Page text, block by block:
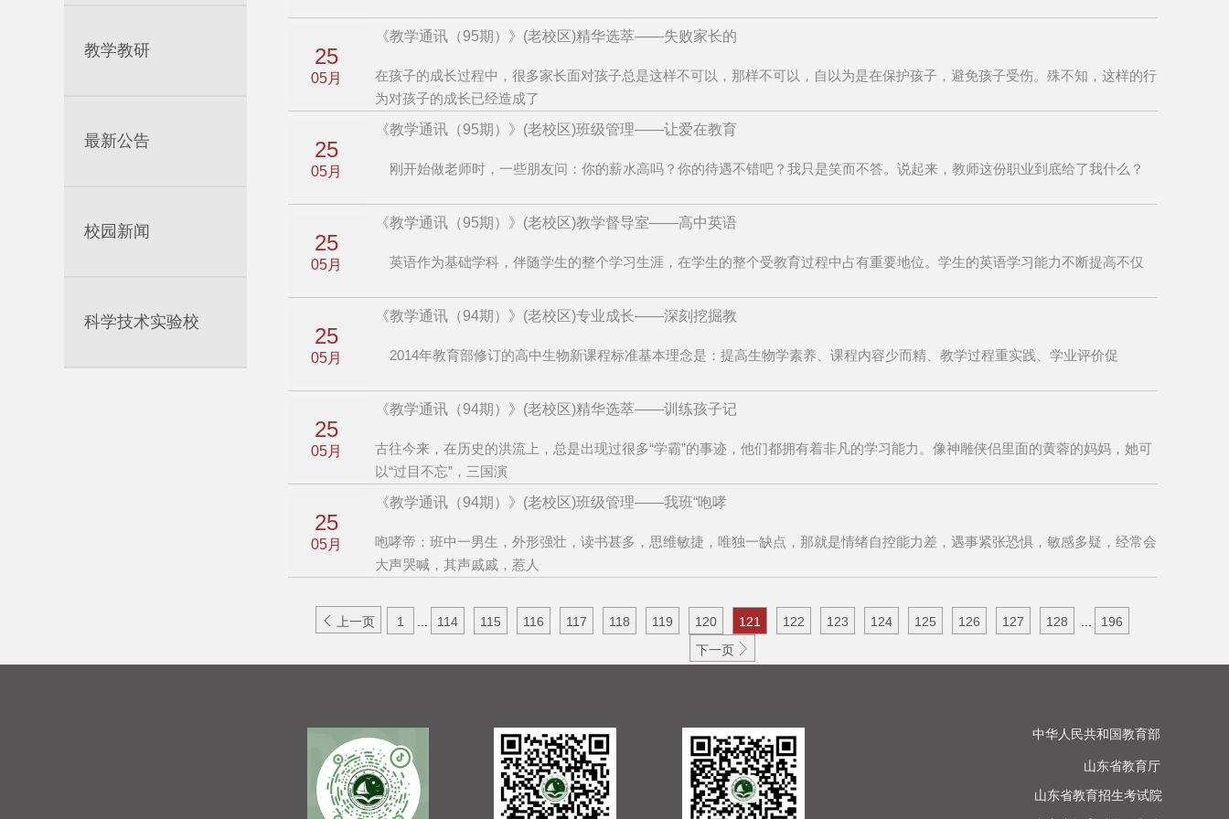
中华人民共和国教育部
山东省教育厅
山东省教育招生考试院
教学教研
最新公告
校园新闻
科学技术实验校
25
05月
《教学通讯（95期）》(老校区)精华选萃——失败家长的
在孩子的成长过程中，很多家长面对孩子总是这样不可以，那样不可以，自以为是在保护孩子，避免孩子受伤。殊不知，这样的行
为对孩子的成长已经造成了
25
05月
《教学通讯（95期）》(老校区)班级管理——让爱在教育
刚开始做老师时，一些朋友问：你的薪水高吗？你的待遇不错吧？我只是笑而不答。说起来，教师这份职业到底给了我什么？
25
05月
《教学通讯（95期）》(老校区)教学督导室——高中英语
英语作为基础学科，伴随学生的整个学习生涯，在学生的整个受教育过程中占有重要地位。学生的英语学习能力不断提高不仅
25
05月
《教学通讯（94期）》(老校区)专业成长——深刻挖掘教
2014年教育部修订的高中生物新课程标准基本理念是：提高生物学素养、课程内容少而精、教学过程重实践、学业评价促
25
05月
《教学通讯（94期）》(老校区)精华选萃——训练孩子记
古往今来，在历史的洪流上，总是出现过很多“学霸”的事迹，他们都拥有着非凡的学习能力。像神雕侠侣里面的黄蓉的妈妈，她可
以“过目不忘”，三国演
25
05月
《教学通讯（94期）》(老校区)班级管理——我班“咆哮
咆哮帝：班中一男生，外形强壮，读书甚多，思维敏捷，唯独一缺点，那就是情绪自控能力差，遇事紧张恐惧，敏感多疑，经常会
大声哭喊，其声戚戚，惹人
 上一页 1 114 115 116 117 118 119 120 121 122 123 124 125 126 127 128
196
下一页 